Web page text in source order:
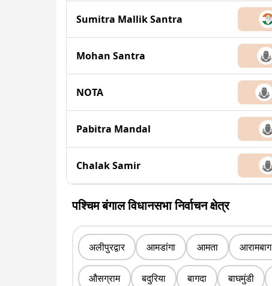
Sumitra Mallik Santra
Mohan Santra
NOTA
Pabitra Mandal
Chalak Samir
पश्चिम बंगाल विधानसभा निर्वाचन क्षेत्र
अलीपुरद्वार आमडांगा आमता आरामबाग
औसग्राम बदुरिया बागदा बाघमुंडी